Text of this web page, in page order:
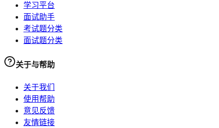
学习平台
面试助手
考试题分类
面试题分类
关于与帮助
关于我们
使用帮助
意见反馈
友情链接